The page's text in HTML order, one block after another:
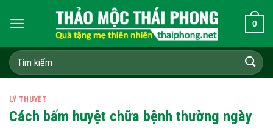
0
Tìm
kiếm:
LÝ THUYẾT
Cách bấm huyệt chữa bệnh thường ngày